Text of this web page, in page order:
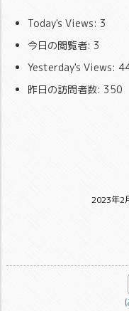
Today's Views: 3
今日の閲覧者: 3
Yesterday's Views:
昨日の訪問者数: 350
2023年2